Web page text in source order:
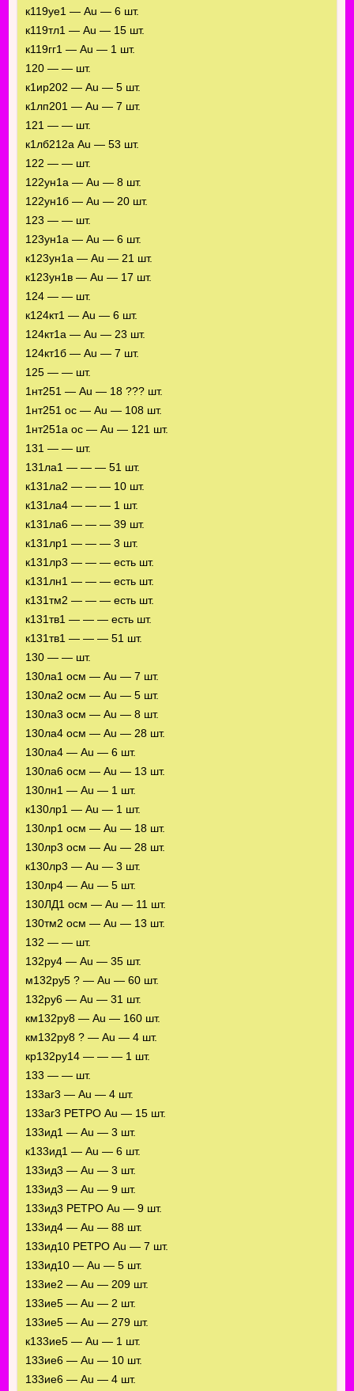
к119уе1 — Au — 6 шт.
к119тл1 — Au — 15 шт.
к119гг1 — Au — 1 шт.
120 — — шт.
к1ир202 — Au — 5 шт.
к1лп201 — Au — 7 шт.
121 — — шт.
к1лб212а Au — 53 шт.
122 — — шт.
122ун1а — Au — 8 шт.
122ун1б — Au — 20 шт.
123 — — шт.
123ун1а — Au — 6 шт.
к123ун1а — Au — 21 шт.
к123ун1в — Au — 17 шт.
124 — — шт.
к124кт1 — Au — 6 шт.
124кт1а — Au — 23 шт.
124кт1б — Au — 7 шт.
125 — — шт.
1нт251 — Au — 18 ??? шт.
1нт251 ос — Au — 108 шт.
1нт251а ос — Au — 121 шт.
131 — — шт.
131ла1 — — — 51 шт.
к131ла2 — — — 10 шт.
к131ла4 — — — 1 шт.
к131ла6 — — — 39 шт.
к131лр1 — — — 3 шт.
к131лр3 — — — есть шт.
к131лн1 — — — есть шт.
к131тм2 — — — есть шт.
к131тв1 — — — есть шт.
к131тв1 — — — 51 шт.
130 — — шт.
130ла1 осм — Au — 7 шт.
130ла2 осм — Au — 5 шт.
130ла3 осм — Au — 8 шт.
130ла4 осм — Au — 28 шт.
130ла4 — Au — 6 шт.
130ла6 осм — Au — 13 шт.
130лн1 — Au — 1 шт.
к130лр1 — Au — 1 шт.
130лр1 осм — Au — 18 шт.
130лр3 осм — Au — 28 шт.
к130лр3 — Au — 3 шт.
130лр4 — Au — 5 шт.
130ЛД1 осм — Au — 11 шт.
130тм2 осм — Au — 13 шт.
132 — — шт.
132ру4 — Au — 35 шт.
м132ру5 ? — Au — 60 шт.
132ру6 — Au — 31 шт.
км132ру8 — Au — 160 шт.
км132ру8 ? — Au — 4 шт.
кр132ру14 — — — 1 шт.
133 — — шт.
133аг3 — Au — 4 шт.
133аг3 РЕТРО Au — 15 шт.
133ид1 — Au — 3 шт.
к133ид1 — Au — 6 шт.
133ид3 — Au — 3 шт.
133ид3 — Au — 9 шт.
133ид3 РЕТРО Au — 9 шт.
133ид4 — Au — 88 шт.
133ид10 РЕТРО Au — 7 шт.
133ид10 — Au — 5 шт.
133ие2 — Au — 209 шт.
133ие5 — Au — 2 шт.
133ие5 — Au — 279 шт.
к133ие5 — Au — 1 шт.
133ие6 — Au — 10 шт.
133ие6 — Au — 4 шт.